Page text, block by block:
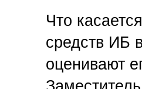
Что
средств ИБ
оценивают